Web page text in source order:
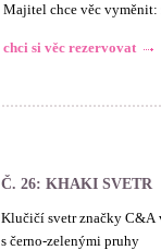
Majitel chce věc vyměnit:
chci si věc rezervovat
Č. 26: KHAKI SVETR
Klučičí svetr značky C&A
s černo-zelenými pruhy